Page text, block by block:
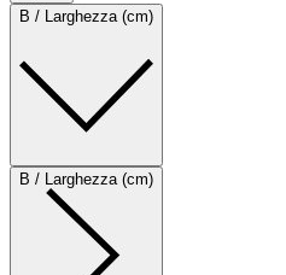
B / Larghezza (cm)
B / Larghezza (cm)